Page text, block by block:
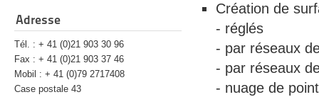
Adresse
Tél. : + 41 (0)21 903 30 96
Fax : + 41 (0)21 903 37 46
Mobil : + 41 (0)79 2717408
Case postale 43
Création de
- réglés
- par réseaux
- par réseaux
- nuage de